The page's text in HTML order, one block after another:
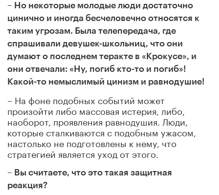
– Но некоторые молодые люди достаточно
цинично и иногда бесчеловечно относятся к
таким угрозам. Была телепередача, где
спрашивали девушек-школьниц, что они
думают о последнем теракте в «Крокусе», и
они отвечали: «Ну, погиб кто-то и погиб»!
Какой-то немыслимый цинизм и равнодушие!
– На фоне подобных событий может
произойти либо массовая истерия, либо,
наоборот, проявления равнодушия. Люди,
которые сталкиваются с подобным ужасом,
настолько не подготовлены к нему, что
стратегией является уход от этого.
– Вы считаете, что это такая защитная
реакция?